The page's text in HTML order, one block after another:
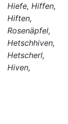
Hiefe, Hiffen,
Hiften,
Rosenäpfel,
Hetschhiven,
Hetscherl,
Hiven,